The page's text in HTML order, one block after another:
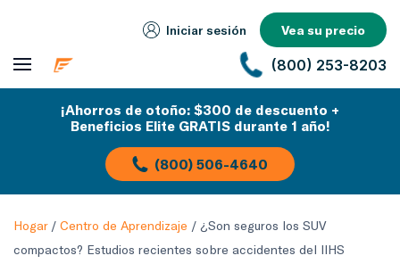
Iniciar sesión Vea su precio
(800) 253-8203
¡Ahorros de otoño: $300 de descuento +
Beneficios Elite GRATIS durante 1 año!
(800) 506-4640
Hogar/ Centro de Aprendizaje / ¿Son seguros los SUV
compactos? Estudios recientes sobre accidentes del IIHS